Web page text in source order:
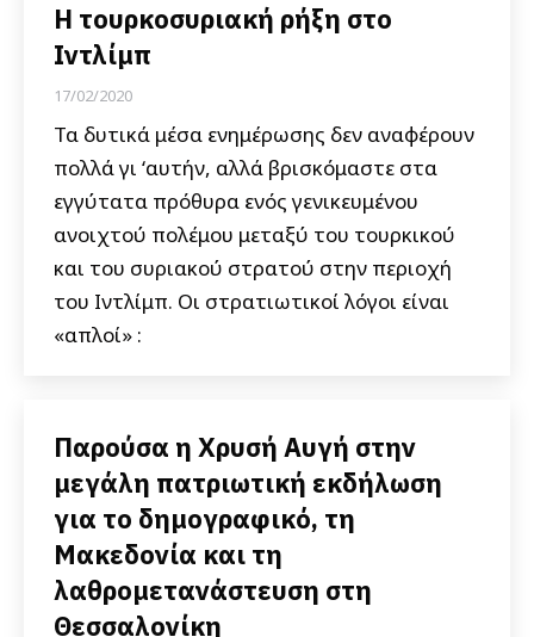
H τουρκοσυριακή ρήξη στο
Ιντλίμπ
17/02/2020
Τα δυτικά μέσα ενημέρωσης δεν αναφέρουν
πολλά γι ‘αυτήν, αλλά βρισκόμαστε στα
εγγύτατα πρόθυρα ενός γενικευμένου
ανοιχτού πολέμου μεταξύ του τουρκικού
και του συριακού στρατού στην περιοχή
του Ιντλίμπ. Οι στρατιωτικοί λόγοι είναι
«απλοί» :
Παρούσα η Χρυσή Αυγή στην
μεγάλη πατριωτική εκδήλωση
για το δημογραφικό, τη
Μακεδονία και τη
λαθρομετανάστευση στη
Θεσσαλονίκη